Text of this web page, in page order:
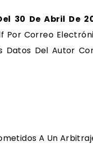
30 De Abril De
Por Correo
Datos Del Autor
A Un